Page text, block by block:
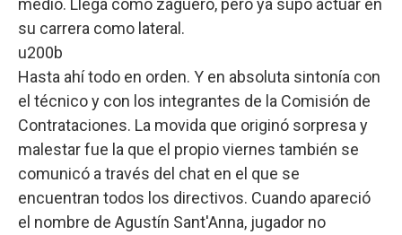
medio. Llega como zaguero, pero ya supo actuar en
su carrera como lateral.
u200b
Hasta ahí todo en orden. Y en absoluta sintonía con
el técnico y con los integrantes de la Comisión de
Contrataciones. La movida que originó sorpresa y
malestar fue la que el propio viernes también se
comunicó a través del chat en el que se
encuentran todos los directivos. Cuando apareció
el nombre de Agustín Sant'Anna, jugador no